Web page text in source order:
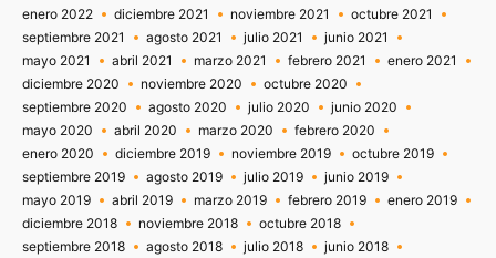
enero 2022
diciembre 2021 noviembre 2021
octubre 2021
septiembre 2021
agosto 2021 julio 2021
junio 2021
mayo 2021
abril 2021 marzo 2021 febrero 2021
enero 2021
diciembre 2020
noviembre 2020
octubre 2020
septiembre 2020
agosto 2020 julio 2020
junio 2020
mayo 2020
abril 2020 marzo 2020
febrero 2020
enero 2020
diciembre 2019 noviembre 2019
octubre 2019
septiembre 2019
agosto 2019 julio 2019
junio 2019
mayo 2019
abril 2019 marzo 2019 febrero 2019
enero 2019
diciembre 2018
noviembre 2018
octubre 2018
septiembre 2018
agosto 2018 julio 2018
junio 2018